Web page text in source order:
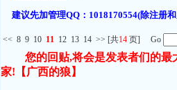
建议先加管理QQ：1018170554(除注册
<< 8 9 10 11 12 13 14 >> [共14 页] Go
您的回贴,将会是发表者们的
家! 【广西的狼】